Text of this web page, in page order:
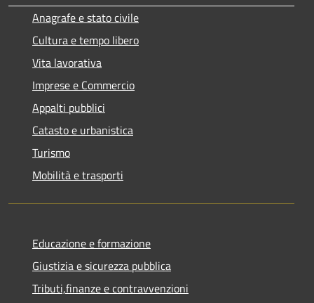
Anagrafe e stato civile
Cultura e tempo libero
Vita lavorativa
Imprese e Commercio
Appalti pubblici
Catasto e urbanistica
Turismo
Mobilità e trasporti
Educazione e formazione
Giustizia e sicurezza pubblica
Tributi,finanze e contravvenzioni